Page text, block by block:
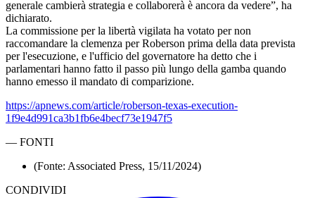
generale cambierà strategia e collaborerà è ancora da vedere”, ha
dichiarato.
La commissione per la libertà vigilata ha votato per non
raccomandare la clemenza per Roberson prima della data prevista
per l'esecuzione, e l'ufficio del governatore ha detto che i
parlamentari hanno fatto il passo più lungo della gamba quando
hanno emesso il mandato di comparizione.
https://apnews.com/article/roberson-texas-execution-
1f9e4d991ca3b1fb6e4becf73e1947f5
— FONTI
(Fonte: Associated Press, 15/11/2024)
CONDIVIDI